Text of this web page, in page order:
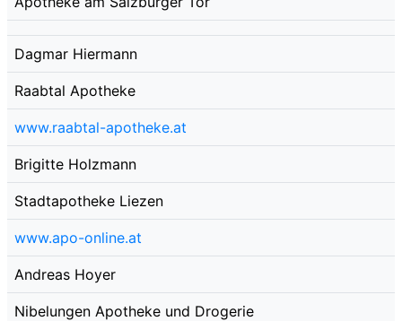
Dagmar Hiermann
Raabtal Apotheke
www.raabtal-apotheke.at
Brigitte Holzmann
Stadtapotheke Liezen
www.apo-online.at
Andreas Hoyer
Nibelungen Apotheke und Drogerie